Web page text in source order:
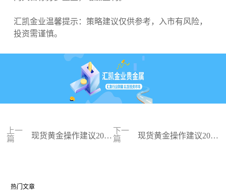
汇凯金业温馨提示：策略建议仅供参考，入市有风险，
投资需谨慎。
上一
篇
现货黄金操作建议2024
下一
篇
现货黄金操作建议2024
热门文章